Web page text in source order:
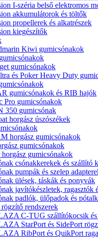
I-széria belső elektromos
akkumulátorok és töltők
propellerek és alkatrészek
kiegészítők
Kiwi gumicsónakok
gumicsónakok
és Poker Heavy Duty
gumicsónakok és RIB hajók
Pro gumicsónakok
350 gumicsónak
horgász úszószékek
horgász gumicsónakok
gumicsónakok
horgász gumicsónakok
csónakkerekek és szállító
pumpák és szelep
ülések, táskák és ponyvák
javítókészletek, ragasztók
padlók, ülőpadok és
rendszerek
C-TUG szállítókocsik és
StarPort és SidePort
RibPort és QuikPort